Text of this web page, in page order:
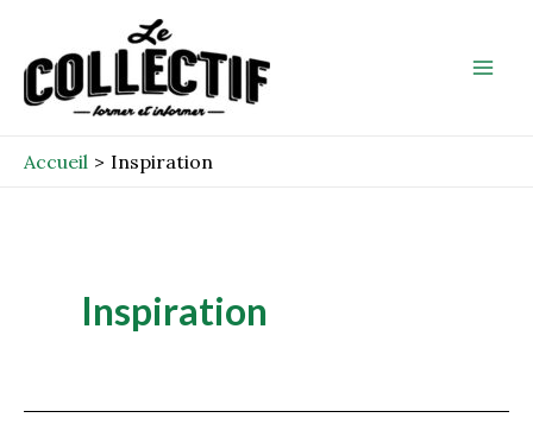
contenu
Accueil Inspiration
Inspiration